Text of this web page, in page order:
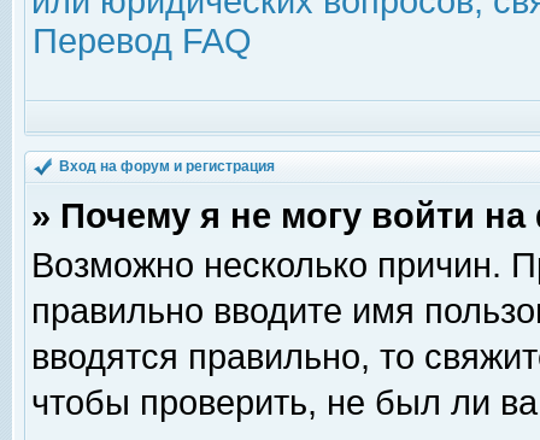
Перевод FAQ
Вход на форум и регистрация
» Почему я не могу войти
Возможно несколько причин.
правильно вводите имя
вводятся правильно, то
чтобы проверить, не был ли